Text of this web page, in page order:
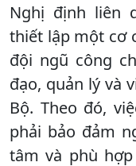
Nghị định liên
thiết lập một cơ
đội ngũ công
đạo, quản lý và
Bộ. Theo đó,
phải bảo đảm
tâm và phù